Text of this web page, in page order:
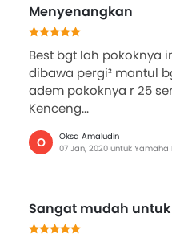
Menyenangkan
Best bgt lah pokoknya
dibawa pergi² mantul
adem pokoknya r 25
Kenceng...
O
Oksa Amaludin
07 Jan, 2020 untuk Yamaha
Sangat mudah